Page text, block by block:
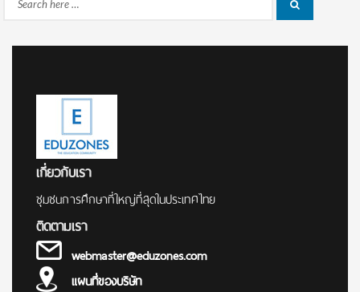
Search
เกี่ยวกับเรา
ชุมชนการศึกษาที่ใหญ่ที่สุดในประเทศไทย
ติดตามเรา
webmaster@eduzones.com
แผนที่ของบริษัท